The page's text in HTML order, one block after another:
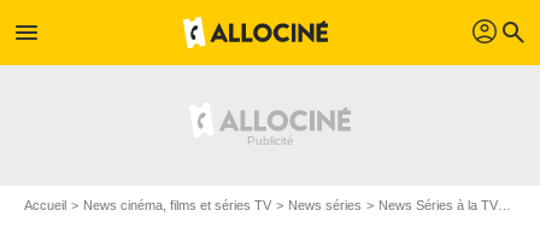
menu profil search
Accueil News cinéma, films et séries TV News séries News Séries à la TV